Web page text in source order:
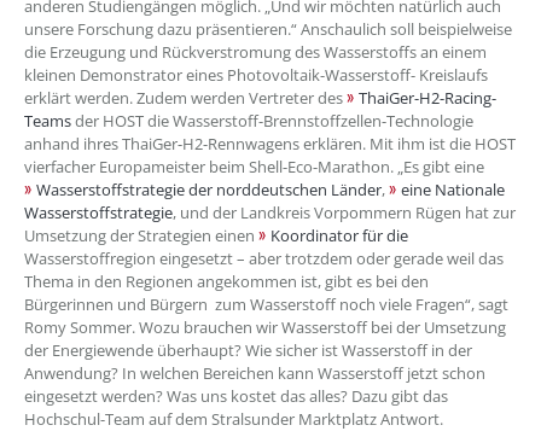
anderen Studiengängen möglich. „Und wir möchten natürlich auch
unsere Forschung dazu präsentieren.“ Anschaulich soll beispielweise
die Erzeugung und Rückverstromung des Wasserstoffs an einem
kleinen Demonstrator eines Photovoltaik-Wasserstoff- Kreislaufs
erklärt werden. Zudem werden Vertreter des
ThaiGer-H2-Racing-
Teamsder HOST die Wasserstoff-Brennstoffzellen-Technologie
anhand ihres ThaiGer-H2-Rennwagens erklären. Mit ihm ist die HOST
vierfacher Europameister beim Shell-Eco-Marathon. „Es gibt eine
Wasserstoffstrategie der norddeutschen Länder,
eine Nationale
Wasserstoffstrategie, und der Landkreis Vorpommern Rügen hat zur
Umsetzung der Strategien einen
Koordinator für die
Wasserstoffregion eingesetzt – aber trotzdem oder gerade weil das
Thema in den Regionen angekommen ist, gibt es bei den
Bürgerinnen und Bürgern zum Wasserstoff noch viele Fragen“, sagt
Romy Sommer. Wozu brauchen wir Wasserstoff bei der Umsetzung
der Energiewende überhaupt? Wie sicher ist Wasserstoff in der
Anwendung? In welchen Bereichen kann Wasserstoff jetzt schon
eingesetzt werden? Was uns kostet das alles? Dazu gibt das
Hochschul-Team auf dem Stralsunder Marktplatz Antwort.